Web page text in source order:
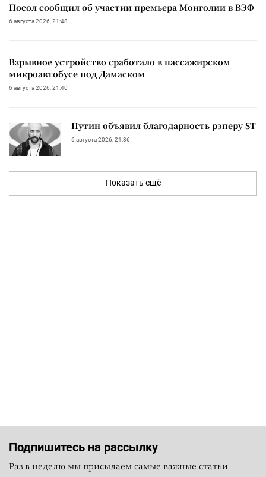
Посол сообщил об участии премьера Монголии в ВЭФ
6 августа 2026, 21:48
Взрывное устройство сработало в пассажирском
микроавтобусе под Дамаском
6 августа 2026, 21:40
Путин объявил благодарность рэперу ST
6 августа 2026, 21:36
Показать ещё
Подпишитесь на рассылку
Раз в неделю мы присылаем самые важные статьи